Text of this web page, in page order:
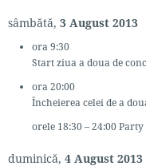
sâmbătă, 3 August 2013
ora 9:30
Start ziua a doua de
ora 20:00
Încheierea celei de a
orele 18:30 – 24:00
duminică, 4 August 2013